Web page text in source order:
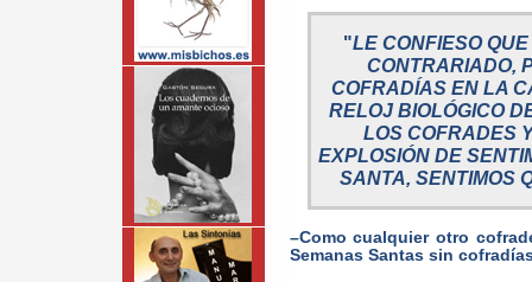
"LE CONFIESO
CONTRARIADO,
COFRADÍAS EN LA
RELOJ BIOLÓGICO
LOS COFRADES
EXPLOSIÓN DE
SANTA, SENTIMOS
–Como cualquier otro
Semanas Santas sin